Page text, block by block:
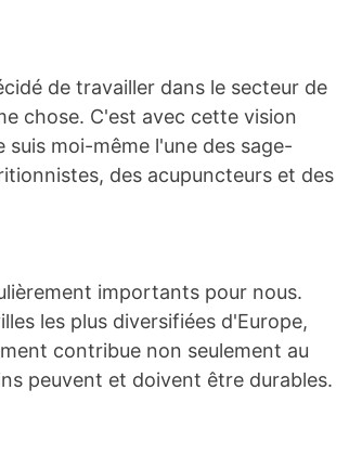
de travailler dans le secteur de
chose. C'est avec cette vision
moi-même l'une des sage-
des acupuncteurs et des
importants pour nous.
les plus diversifiées d'Europe,
contribue non seulement au
peuvent et doivent être durables.